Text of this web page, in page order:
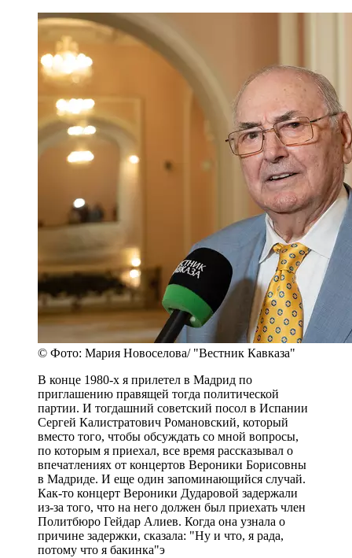
© Фото: Мария Новоселова/ "Вестник Кавказа"
В конце 1980-х я прилетел в Мадрид по
приглашению правящей тогда политической
партии. И тогдашний советский посол в Испании
Сергей Калистратович Романовский, который
вместо того, чтобы обсуждать со мной вопросы,
по которым я приехал, все время рассказывал о
впечатлениях от концертов Вероники Борисовны
в Мадриде. И еще один запоминающийся случай.
Как-то концерт Вероники Дударовой задержали
из-за того, что на него должен был приехать член
Политбюро Гейдар Алиев. Когда она узнала о
причине задержки, сказала: "Ну и что, я рада,
потому что я бакинка"э